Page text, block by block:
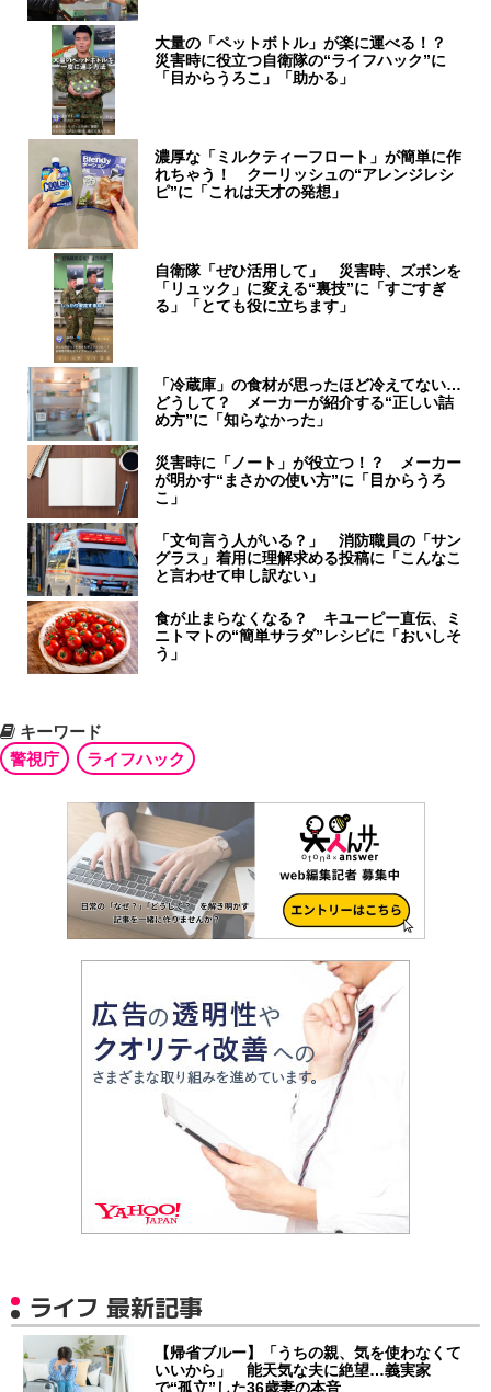
大量の「ペットボトル」が楽に運べる！？
災害時に役立つ自衛隊の“ライフハック”に
「目からうろこ」「助かる」
濃厚な「ミルクティーフロート」が簡単に作
れちゃう！ クーリッシュの“アレンジレシ
ピ”に「これは天才の発想」
自衛隊「ぜひ活用して」 災害時、ズボンを
「リュック」に変える“裏技”に「すごすぎ
る」「とても役に立ちます」
「冷蔵庫」の食材が思ったほど冷えてない…
どうして？ メーカーが紹介する“正しい詰
め方”に「知らなかった」
災害時に「ノート」が役立つ！？ メーカー
が明かす“まさかの使い方”に「目からうろ
こ」
「文句言う人がいる？」 消防職員の「サン
グラス」着用に理解求める投稿に「こんなこ
と言わせて申し訳ない」
食が止まらなくなる？ キユーピー直伝、ミ
ニトマトの“簡単サラダ”レシピに「おいしそ
う」
キーワード
警視庁
ライフハック
ライフ 最新記事
【帰省ブルー】「うちの親、気を使わなくて
いいから」 能天気な夫に絶望…義実家
で“孤立”した36歳妻の本音